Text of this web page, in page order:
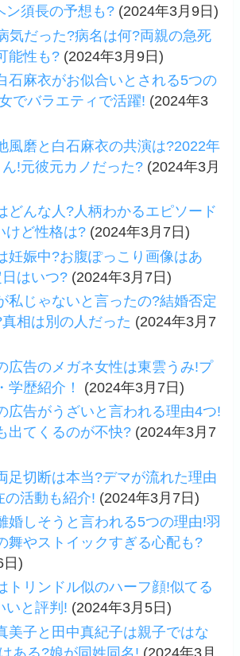
ン須長の予想も? (2024年3月9日)
気だった?病名は何?両親の急死
能性も? (2024年3月9日)
石麻衣がお似合いとされる5つの
でバラエティで活躍! (2024年3
風磨と白石麻衣の共演は?2022年
!元彼元カノだった? (2024年3月
どんな人?人柄わかるエピソード
けど性格は? (2024年3月7日)
妊娠中?お腹ぽっこり画像はあ
はいつ? (2024年3月7日)
私じゃないと言ったの?結婚否定
相は別の人だった (2024年3月7
広告のメガネ女性は東雲うみ!プ
学歴紹介！
(2024年3月7日)
広告がうざいと言われる理由4つ!
出てくるのが不快? (2024年3月7
足切断は本当?デマが流れた理由
の活動も紹介! (2024年3月7日)
婚しそうと言われる5つの理由!羽
舞やストイックすぎる心配も?
日)
トリンドル似のハーフ顔!似てる
いと評判! (2024年3月5日)
美子と田中真紀子は親子ではな
ある?娘が同姓同名! (2024年3月